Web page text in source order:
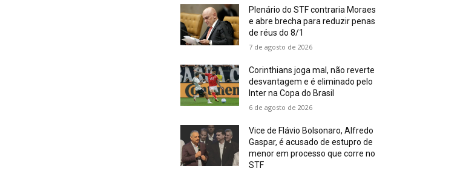
Plenário do STF contraria Moraes
e abre brecha para reduzir penas
de réus do 8/1
7 de agosto de 2026
Corinthians joga mal, não reverte
desvantagem e é eliminado pelo
Inter na Copa do Brasil
6 de agosto de 2026
Vice de Flávio Bolsonaro, Alfredo
Gaspar, é acusado de estupro de
menor em processo que corre no
STF